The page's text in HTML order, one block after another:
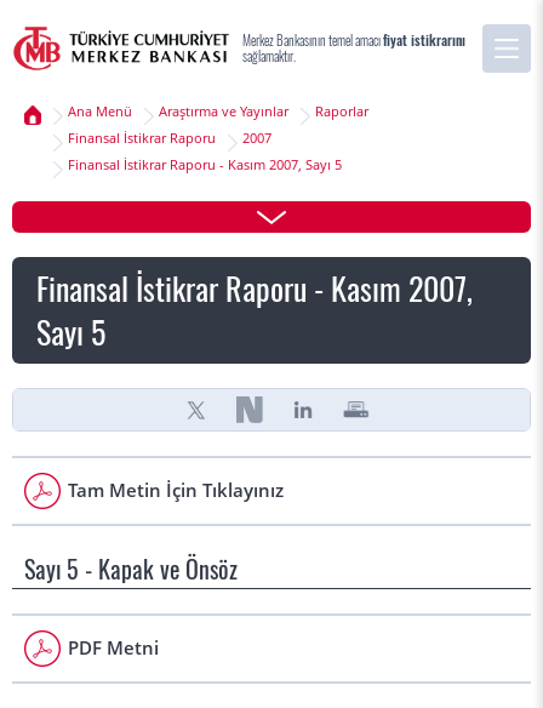
Merkez Bankasının temel amacıfiyat istikrarını
sağlamaktır.
Ana Menü Araştırma ve Yayınlar
Raporlar
Finansal İstikrar Raporu
2007
Finansal İstikrar Raporu - Kasım 2007, Sayı 5
Finansal İstikrar Raporu - Kasım 2007,
Sayı 5
Tam Metin İçin Tıklayınız
Sayı 5 - Kapak ve Önsöz
PDF Metni